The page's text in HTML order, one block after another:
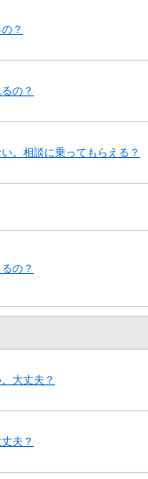
？
の？
。相談に乗ってもらえる？
の？
大丈夫？
夫？